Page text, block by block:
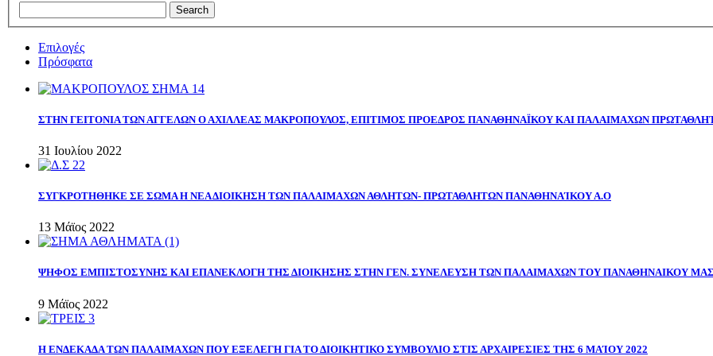
Επιλογές
Πρόσφατα
ΣΤΗΝ ΓΕΙΤΟΝΙΑ ΤΩΝ ΑΓΓΕΛΩΝ Ο ΑΧΙΛΛΕΑΣ ΜΑΚΡΟΠΟΥΛΟΣ, ΕΠΙΤΙΜΟΣ ΠΡΟΕΔΡΟΣ ΠΑΝΑΘΗΝΑΪΚΟΥ ΚΑΙ ΠΑΛΑΙΜΑΧΩΝ
31 Ιουλίου 2022
ΣΥΓΚΡΟΤΗΘΗΚΕ ΣΕ ΣΩΜΑ Η ΝΕΑ ΔΙΟΙΚΗΣΗ ΤΩΝ ΠΑΛΑΙΜΑΧΩΝ ΑΘΛΗΤΩΝ- ΠΡΩΤΑΘΛΗΤΩΝ ΠΑΝΑΘΗΝΑΊΚΟΥ Α.Ο
13 Μάϊος 2022
ΨΗΦΟΣ ΕΜΠΙΣΤΟΣΥΝΗΣ ΚΑΙ ΕΠΑΝΕΚΛΟΓΗ ΤΗΣ ΔΙΟΙΚΗΣΗΣ ΣΤΗΝ ΓΕΝ. ΣΥΝΕΛΕΥΣΗ ΤΩΝ ΠΑΛΑΙΜΑΧΩΝ ΤΟΥ ΠΑΝΑΘΗΝΑΙΚΟΥ ΜΑΣ
9 Μάϊος 2022
Η ΕΝΔΕΚΑΔΑ ΤΩΝ ΠΑΛΑΙΜΑΧΩΝ ΠΟΥ ΕΞΕΛΕΓΗ ΓΙΑ ΤΟ ΔΙΟΙΚΗΤΙΚΟ ΣΥΜΒΟΥΛΙΟ ΣΤΙΣ ΑΡΧΑΙΡΕΣΙΕΣ ΤΗΣ 6 ΜΑΊΟΥ 2022